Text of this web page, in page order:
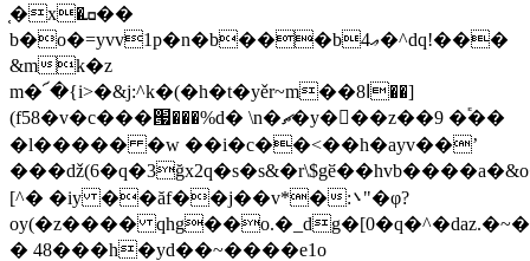
֤�x�ܩ��
b�o�=yvv1p�n�b���b4ޢ�^dq!���
&mk�z
m�՜�{i>�&j:^k�(�h�t�yěr~m��8ߊ��]
(f58�v�c���՗���%d� \n�ޗ�y�򛅒��z��9 �֕��
�l����� �w ��i�c��<��h�ayv��ʼ
[^� �iy ��ăf��j��v*�:܌"�φ?
oy(�z���� qhg��o.�_dg�[0�q�^�daz.�~�
� 48���h�yd��~����e1о